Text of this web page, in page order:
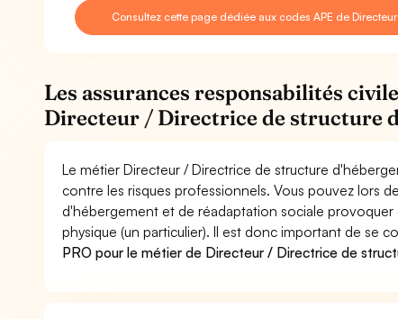
Consultez cette page dédiée aux codes APE de
Les assurances responsabilités
Directeur / Directrice de structure
Le métier Directeur / Directrice de structure
contre les risques professionnels. Vous pouvez lors
d'hébergement et de réadaptation sociale
physique (un particulier). Il est donc important de se
PRO pour le métier de Directeur / Directrice de